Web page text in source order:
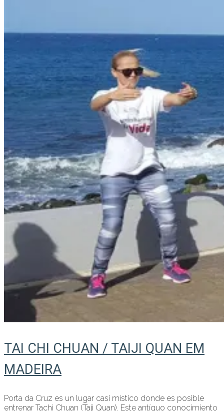
TAI CHI CHUAN / TAIJI QUAN EM
MADEIRA
Porta da Cruz es un lugar casi místico donde es posible
entrenar Tachi Chuan (Taji Quan). Este antíguo conocimiento